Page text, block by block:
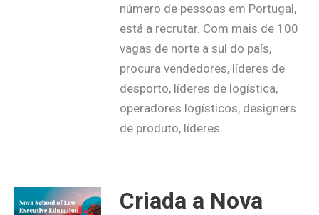
número de pessoas em Portugal,
está a recrutar. Com mais de 100
vagas de norte a sul do país,
procura vendedores, líderes de
desporto, líderes de logística,
operadores logísticos, designers
de produto, líderes…
Criada a Nova